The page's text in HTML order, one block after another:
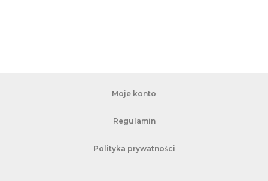
Moje konto
Regulamin
Polityka prywatności